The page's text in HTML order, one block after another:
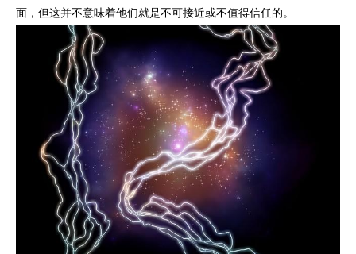
面，但这并不意味着他们就是不可接近或不值得信任的。